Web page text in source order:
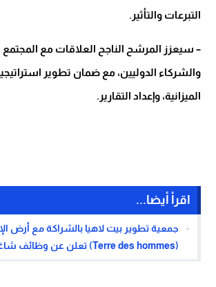
التبرعات والتأثير.
– سيعزز المرشح الناجح العلاقات مع المجتمع
والشركاء الدوليين، مع ضمان تطوير
الميزانية، وإعداد التقارير.
اقرأ أيضا...
جمعية تطوير بيت لاهيا بالشراكة مع أرض
(Terre des hommes) تعلن عن وظائف شاغرة في قطاع غزة